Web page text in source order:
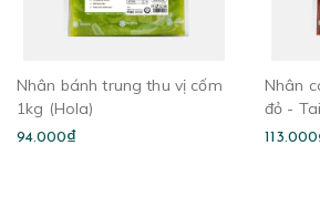
Nhân bánh trung thu vị cốm
1kg (Hola)
94.000₫
Nhân
đỏ -